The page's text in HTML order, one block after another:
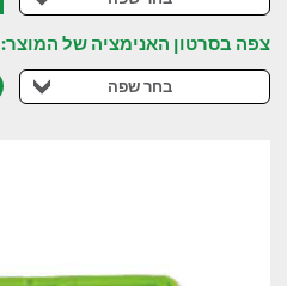
צפה בסרטון האנימציה של המוצר:
בחר שפה